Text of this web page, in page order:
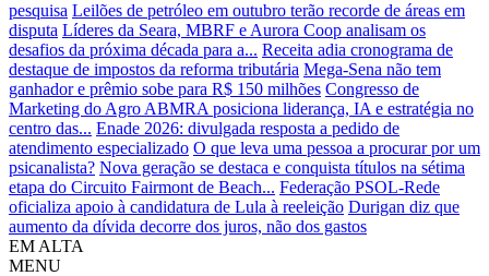
pesquisa Leilões de petróleo em outubro terão recorde de áreas em
disputa Líderes da Seara, MBRF e Aurora Coop analisam os
desafios da próxima década para a... Receita adia cronograma de
destaque de impostos da reforma tributária Mega-Sena não tem
ganhador e prêmio sobe para R$ 150 milhões Congresso de
Marketing do Agro ABMRA posiciona liderança, IA e estratégia no
centro das... Enade 2026: divulgada resposta a pedido de
atendimento especializado O que leva uma pessoa a procurar por um
psicanalista? Nova geração se destaca e conquista títulos na sétima
etapa do Circuito Fairmont de Beach... Federação PSOL-Rede
oficializa apoio à candidatura de Lula à reeleição Durigan diz que
aumento da dívida decorre dos juros, não dos gastos
EM ALTA
MENU